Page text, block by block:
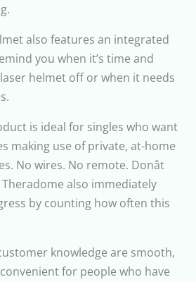
also features an integrated
you when it’s time and
helmet off or when it needs
is ideal for singles who want
making use of private, at-home
No wires. No remote. Donât
also immediately
by counting how often this
knowledge are smooth,
for people who have